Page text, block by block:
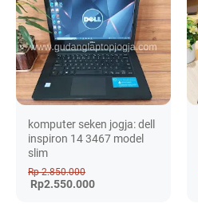
komputer seken jogja: dell
inspiron 14 3467 model
slim
Rp 2.850.000
Rp2.550.000